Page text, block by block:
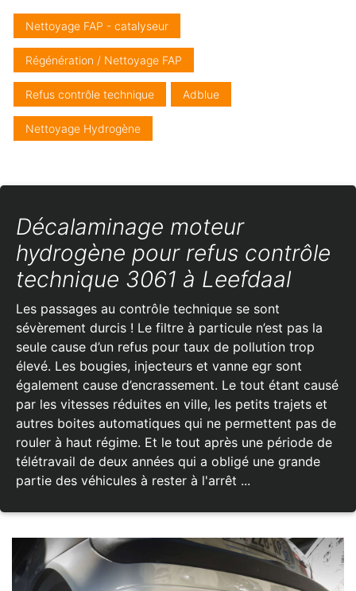
Nettoyage FAP - catalyseur
Régénération / Nettoyage FAP
Refus contrôle technique Adblue
Nettoyage Hydrogène
Décalaminage moteur
hydrogène pour refus contrôle
technique 3061 à Leefdaal
Les passages au contrôle technique se sont
sévèrement durcis ! Le filtre à particule n’est pas la
seule cause d’un refus pour taux de pollution trop
élevé. Les bougies, injecteurs et vanne egr sont
également cause d’encrassement. Le tout étant causé
par les vitesses réduites en ville, les petits trajets et
autres boites automatiques qui ne permettent pas de
rouler à haut régime. Et le tout après une période de
télétravail de deux années qui a obligé une grande
partie des véhicules à rester à l'arrêt ...